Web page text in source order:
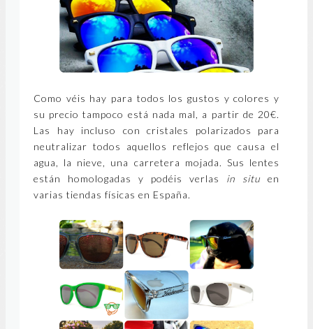
Como véis hay para todos los gustos y colores y
su precio tampoco está nada mal, a partir de 20€.
Las hay incluso con cristales polarizados para
neutralizar todos aquellos reflejos que causa el
agua, la nieve, una carretera mojada. Sus lentes
están homologadas y podéis verlas in situ en
varias tiendas físicas en España.